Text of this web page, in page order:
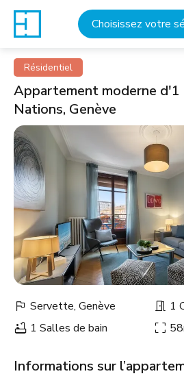
Choisissez votre
Résidentiel
Appartement moderne d'1
Nations, Genève
Servette, Genève
1
1 Salles de bain
Informations sur